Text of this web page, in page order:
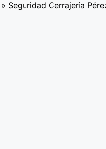
» Seguridad Cerrajería